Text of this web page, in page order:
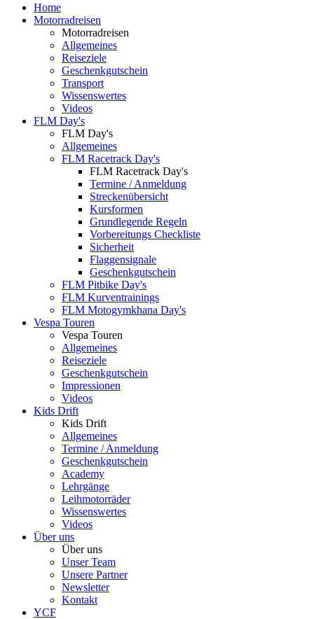
Home
Motorradreisen
Motorradreisen
Allgemeines
Reiseziele
Geschenkgutschein
Transport
Wissenswertes
Videos
FLM Day's
FLM Day's
Allgemeines
FLM Racetrack Day's
FLM Racetrack Day's
Termine / Anmeldung
Streckenübersicht
Kursformen
Grundlegende Regeln
Vorbereitungs Checkliste
Sicherheit
Flaggensignale
Geschenkgutschein
FLM Pitbike Day's
FLM Kurventrainings
FLM Motogymkhana Day's
Vespa Touren
Vespa Touren
Allgemeines
Reiseziele
Geschenkgutschein
Impressionen
Videos
Kids Drift
Kids Drift
Allgemeines
Termine / Anmeldung
Geschenkgutschein
Academy
Lehrgänge
Leihmotorräder
Wissenswertes
Videos
Über uns
Über uns
Unser Team
Unsere Partner
Newsletter
Kontakt
YCF